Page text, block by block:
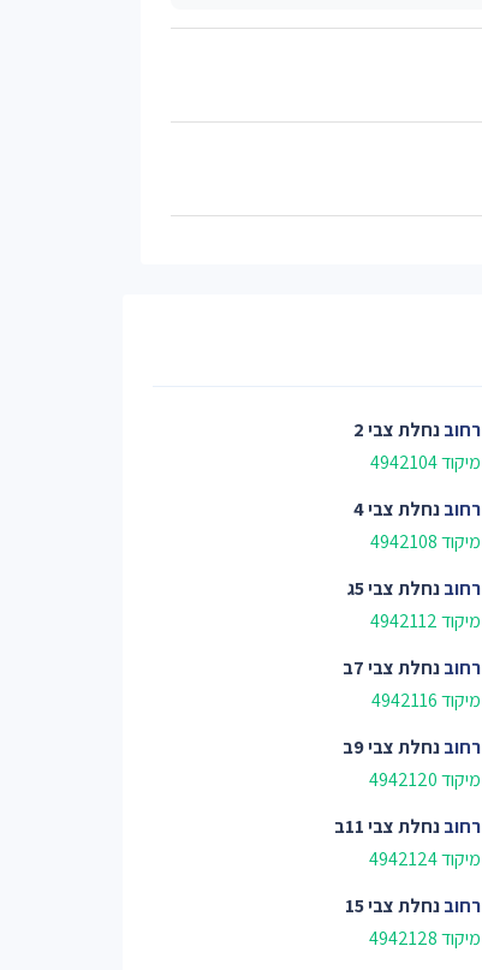
רחובנחלת צבי 2
מיקוד 4942104
רחובנחלת צבי 4
מיקוד 4942108
רחובנחלת צבי 5ג
מיקוד 4942112
רחובנחלת צבי 7ב
מיקוד 4942116
רחובנחלת צבי 9ב
מיקוד 4942120
רחובנחלת צבי 11ב
מיקוד 4942124
רחובנחלת צבי 15
מיקוד 4942128